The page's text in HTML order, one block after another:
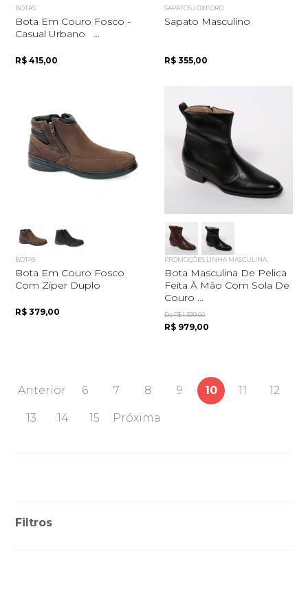
BOTAS
Bota Em Couro Fosco -
Casual Urbano ...
R$ 415,00
SAPATOS / OXFORD
Sapato Masculino
R$ 355,00
BOTAS
Bota Em Couro Fosco
Com Zíper Duplo
R$ 379,00
PROMOÇÕES LINHA MASCULINA
Bota Masculina De Pelica
Feita À Mão Com Sola De
Couro ...
De R$ 1.399,00
R$ 979,00
Anterior 6 7 8 9 10 11 12
13 14 15 Próxima
Filtros